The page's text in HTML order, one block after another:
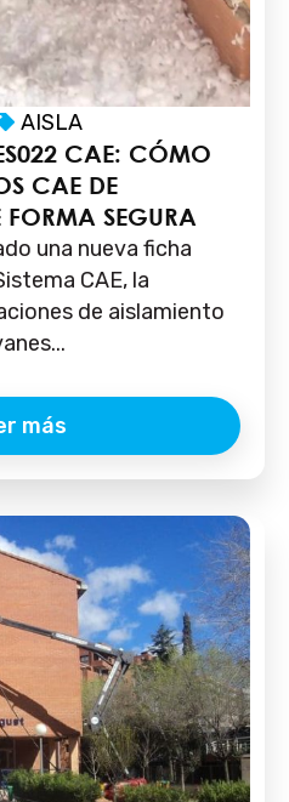
AISLA
CAE: CÓMO
CAE DE
SEGURA
una nueva ficha
CAE, la
de aislamiento
más